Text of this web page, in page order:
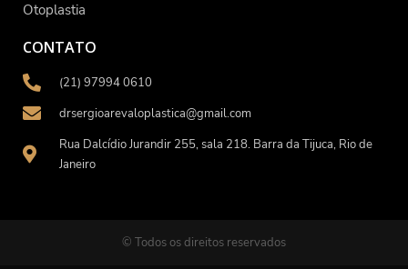
Otoplastia
CONTATO
(21) 97994 0610
drsergioarevaloplastica@gmail.com
Rua Dalcídio Jurandir 255, sala 218. Barra da Tijuca, Rio de
Janeiro
© Todos os direitos reservados